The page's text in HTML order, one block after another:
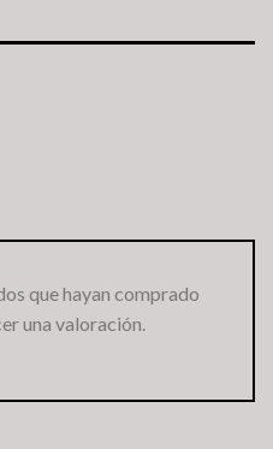
que hayan comprado
una valoración.